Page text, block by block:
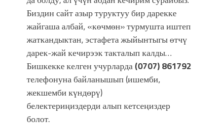
Биздин сайт азыр туруктуу бир дарекке
жайгаша албай, «көчмөн» турмушта иштеп
жаткандыктан, эстафета жыйынтыгы өтчү
дарек-жай кечирээк такталып калды…
Бишкекке келген учурларда(0707) 861792
телефонуна байланышып (ишемби,
жекшемби күндөрү)
белектериңиздерди алып кетсеңиздер
болот.